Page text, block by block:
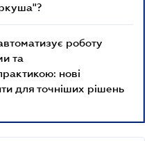
роботу
та
нові
для точніших рішень